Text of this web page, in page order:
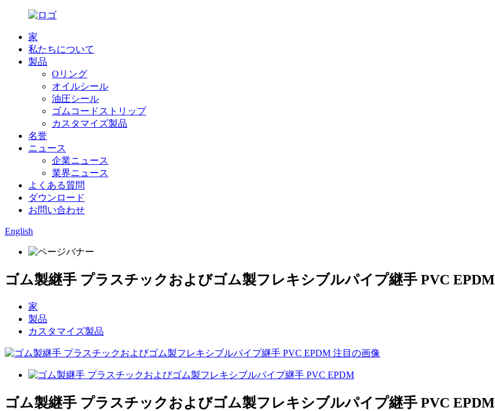
家
私たちについて
製品
Oリング
オイルシール
油圧シール
ゴムコードストリップ
カスタマイズ製品
名誉
ニュース
企業ニュース
業界ニュース
よくある質問
ダウンロード
お問い合わせ
English
ゴム製継手 プラスチックおよびゴム製フレキシブルパイプ継手 PVC EPDM
家
製品
カスタマイズ製品
ゴム製継手 プラスチックおよびゴム製フレキシブルパイプ継手 PVC EPDM